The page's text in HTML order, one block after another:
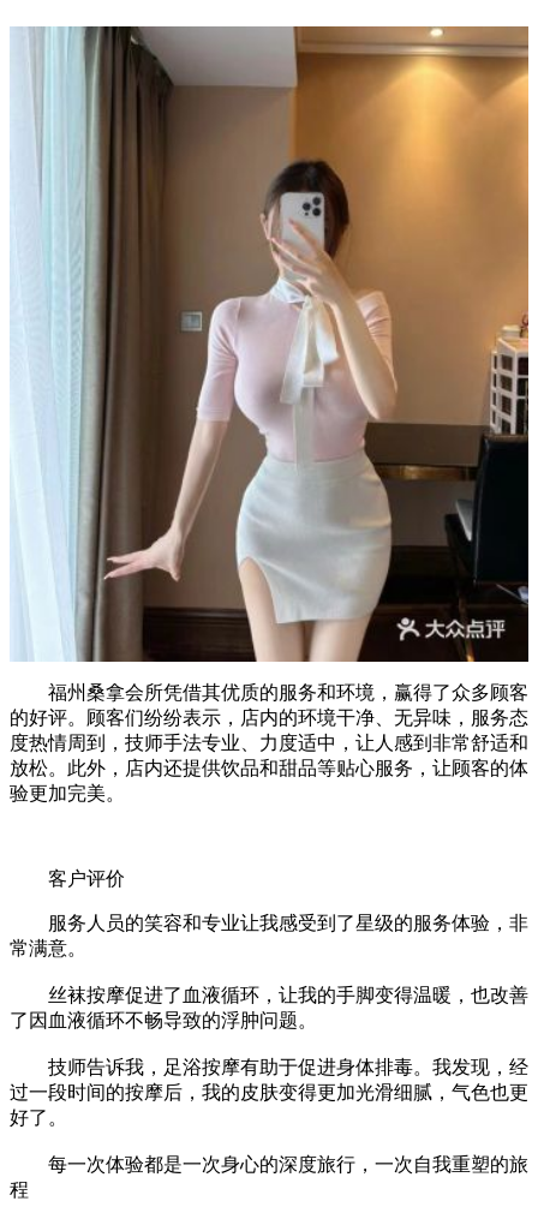
福州桑拿会所凭借其优质的服务和环境，赢得了众多顾客
的好评。顾客们纷纷表示，店内的环境干净、无异味，服务态
度热情周到，技师手法专业、力度适中，让人感到非常舒适和
放松。此外，店内还提供饮品和甜品等贴心服务，让顾客的体
验更加完美。
客户评价
服务人员的笑容和专业让我感受到了星级的服务体验，非
常满意。
丝袜按摩促进了血液循环，让我的手脚变得温暖，也改善
了因血液循环不畅导致的浮肿问题。
技师告诉我，足浴按摩有助于促进身体排毒。我发现，经
过一段时间的按摩后，我的皮肤变得更加光滑细腻，气色也更
好了。
每一次体验都是一次身心的深度旅行，一次自我重塑的旅
程